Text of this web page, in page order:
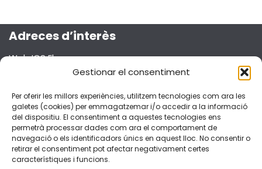
Gestionar el consentiment
Per oferir les millors experiències, utilitzem tecnologies com ara les
galetes (cookies) per emmagatzemar i/o accedir a la informació
del dispositiu. El consentiment a aquestes tecnologies ens
permetrà processar dades com ara el comportament de
navegació o els identificadors únics en aquest lloc. No consentir o
retirar el consentiment pot afectar negativament certes
característiques i funcions.
Adreces d’interès
Web ICS Ebre
Projecte Emma
Segueix-nos a les xarxes socials!
Dades de contacte